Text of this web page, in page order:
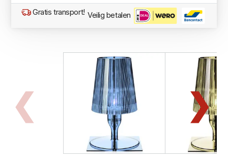
Gratis transport! Veilig betalen